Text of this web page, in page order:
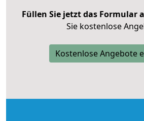
Füllen Sie jetzt das Formular
Sie kostenlose
Kostenlose Angebote